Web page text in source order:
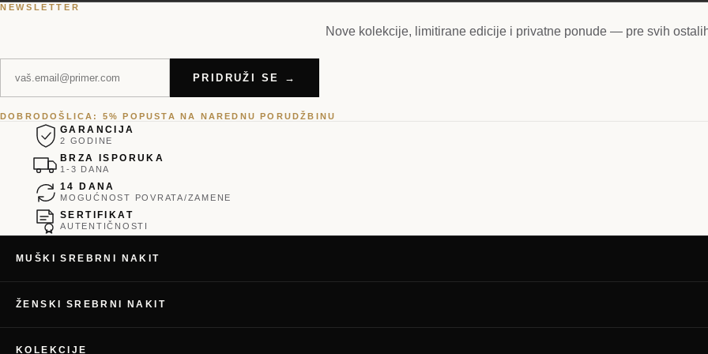
NEWSLETTER
Nove kolekcije, limitirane edicije i privatne ponude — pre svih
PRIDRUŽI SE →
DOBRODOŠLICA: 5% POPUSTA NA NAREDNU PORUDŽBINU
GARANCIJA
2 GODINE
BRZA ISPORUKA
1-3 DANA
14 DANA
MOGUĆNOST POVRATA/ZAMENE
SERTIFIKAT
AUTENTIČNOSTI
MUŠKI SREBRNI NAKIT
ŽENSKI SREBRNI NAKIT
KOLEKCIJE